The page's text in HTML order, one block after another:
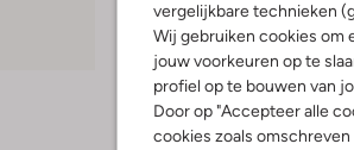
vergelijkbare technieken
Wij gebruiken cookies om
jouw voorkeuren op te
profiel op te bouwen van
Door op "Accepteer alle
cookies zoals omschreven
Atelier Rebul
Geurstokjes
€ 119,99